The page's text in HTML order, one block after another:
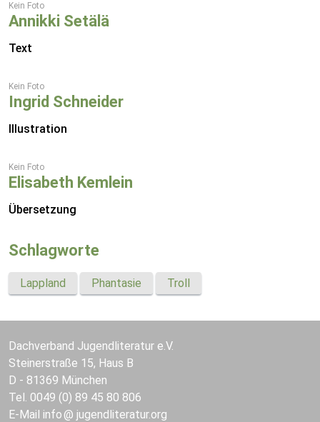
Kein Foto
Annikki Setälä
Text
Kein Foto
Ingrid Schneider
Illustration
Kein Foto
Elisabeth Kemlein
Übersetzung
Schlagworte
Lappland Phantasie Troll
Dachverband Jugendliteratur e.V.
Steinerstraße 15, Haus B
D - 81369 München
Tel. 0049 (0) 89 45 80 806
E-Mail info jugendliteratur.org